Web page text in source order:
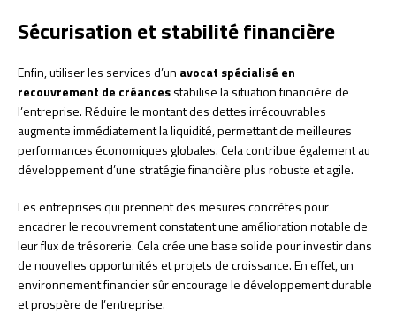
Sécurisation et stabilité financière
Enfin, utiliser les services d’un avocat spécialisé en
recouvrement de créancesstabilise la situation financière de
l’entreprise. Réduire le montant des dettes irrécouvrables
augmente immédiatement la liquidité, permettant de meilleures
performances économiques globales. Cela contribue également au
développement d’une stratégie financière plus robuste et agile.
Les entreprises qui prennent des mesures concrètes pour
encadrer le recouvrement constatent une amélioration notable de
leur flux de trésorerie. Cela crée une base solide pour investir dans
de nouvelles opportunités et projets de croissance. En effet, un
environnement financier sûr encourage le développement durable
et prospère de l’entreprise.